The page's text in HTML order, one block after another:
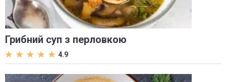
Грибний суп з перловкою
4.9